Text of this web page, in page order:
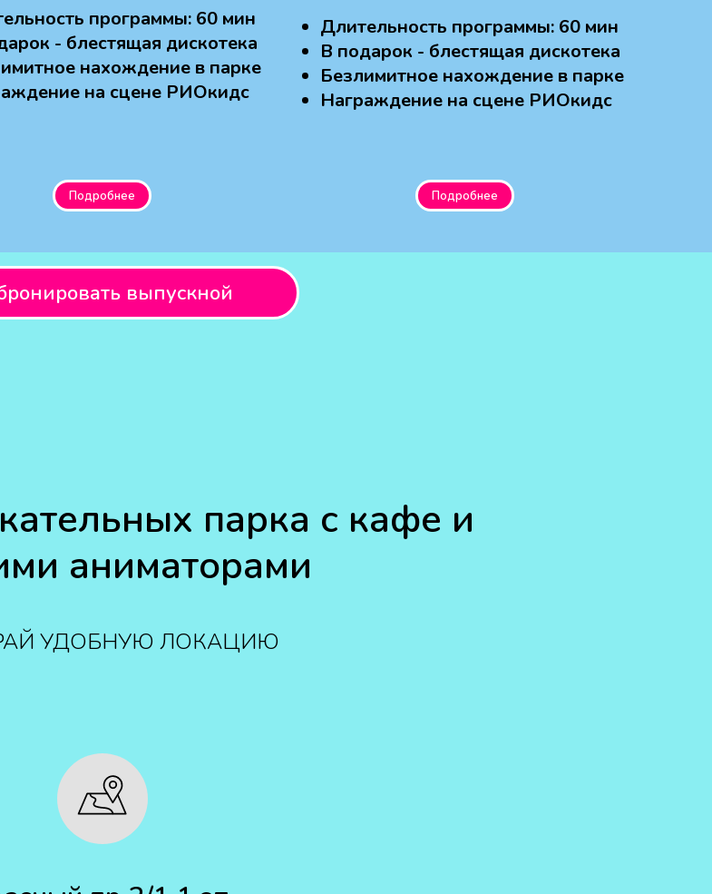
программы: 60 мин
- блестящая дискотека
нахождение в парке
на сцене РИОкидс
Подробнее
Длительность программы: 60 мин
В подарок - блестящая дискотека
Безлимитное нахождение в парке
Награждение на сцене РИОкидс
Подробнее
выпускной
парка с кафе и
аниматорами
УДОБНУЮ ЛОКАЦИЮ